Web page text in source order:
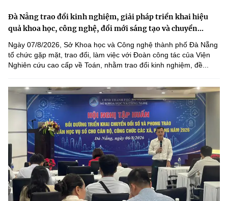
Đà Nẵng trao đổi kinh nghiệm, giải pháp triển khai hiệu
quả khoa học, công nghệ, đổi mới sáng tạo và chuyển...
Ngày 07/8/2026, Sở Khoa học và Công nghệ thành phố Đà Nẵng
tổ chức gặp mặt, trao đổi, làm việc với Đoàn công tác của Viện
Nghiên cứu cao cấp về Toán, nhằm trao đổi kinh nghiệm, đề...